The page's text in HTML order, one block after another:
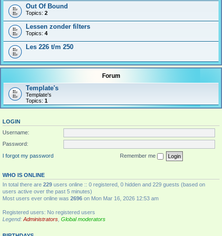
Out Of Bound
Topics: 2
Lessen zonder filters
Topics: 4
Les 226 t/m 250
Forum
Template's
Template's
Topics: 1
LOGIN
Username:
Password:
I forgot my password
Remember me
WHO IS ONLINE
In total there are 229 users online :: 0 registered, 0 hidden and 229 guests (based on
users active over the past 5 minutes)
Most users ever online was 2696 on Mon Mar 16, 2026 12:53 am
Registered users: No registered users
Legend: Administrators Global moderators